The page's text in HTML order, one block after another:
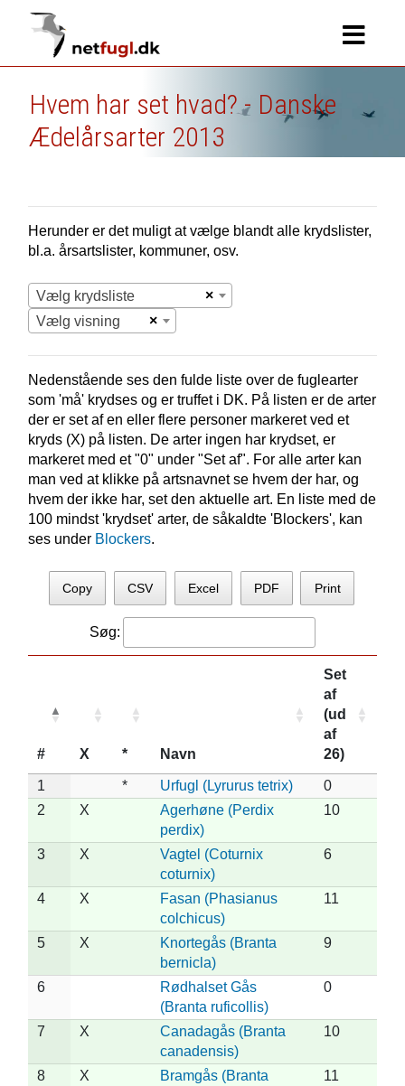
Hvem har set hvad? - Danske
Ædelårsarter 2013
Herunder er det muligt at vælge blandt alle krydslister,
bl.a. årsartslister, kommuner, osv.
×
Vælg krydsliste
×
Vælg visning
Nedenstående ses den fulde liste over de fuglearter
som 'må' krydses og er truffet i DK. På listen er de arter
der er set af en eller flere personer markeret ved et
kryds (X) på listen. De arter ingen har krydset, er
markeret med et "0" under "Set af". For alle arter kan
man ved at klikke på artsnavnet se hvem der har, og
hvem der ikke har, set den aktuelle art. En liste med de
100 mindst 'krydset' arter, de såkaldte 'Blockers', kan
ses under Blockers.
Copy CSV Excel PDF Print
Søg:
# X * Navn
Set
af
(ud
af
26)
1 * Urfugl (Lyrurus tetrix)
0
2
X
Agerhøne (Perdix
perdix)
10
3 X
Vagtel (Coturnix
coturnix)
6
4 X
Fasan (Phasianus
colchicus)
11
5 X
Knortegås (Branta
bernicla)
9
6
Rødhalset Gås
(Branta ruficollis)
0
7 X
Canadagås (Branta
canadensis)
10
8 X
Bramgås (Branta
11